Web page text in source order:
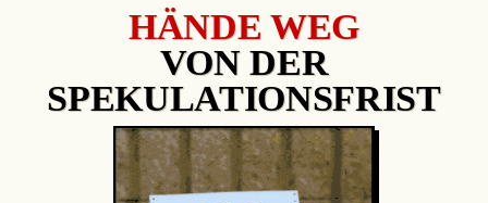
HÄNDE WEG
VON DER
SPEKULATIONSFRIST